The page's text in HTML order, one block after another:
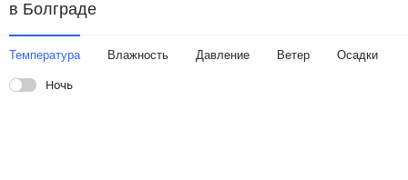
в Болграде
Температура Влажность Давление Ветер Осадки
Ночь